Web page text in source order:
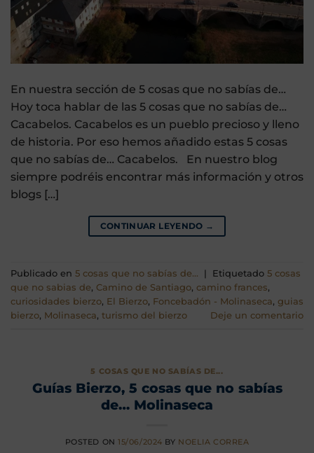
En nuestra sección de 5 cosas que no sabías de…
Hoy toca hablar de las 5 cosas que no sabías de…
Cacabelos. Cacabelos es un pueblo precioso y lleno
de historia. Por eso hemos añadido estas 5 cosas
que no sabías de… Cacabelos. En nuestro blog
siempre podréis encontrar más información y otros
blogs […]
CONTINUAR LEYENDO →
Publicado en 5 cosas que no sabías de... Etiquetado 5 cosas
que no sabias de, Camino de Santiago, camino frances,
curiosidades bierzo, El Bierzo, Foncebadón - Molinaseca, guias
bierzo, Molinaseca, turismo del bierzo Deje un comentario
5 COSAS QUE NO SABÍAS DE...
Guías Bierzo, 5 cosas que no sabías
de… Molinaseca
POSTED ON15/06/2024 BY NOELIA CORREA